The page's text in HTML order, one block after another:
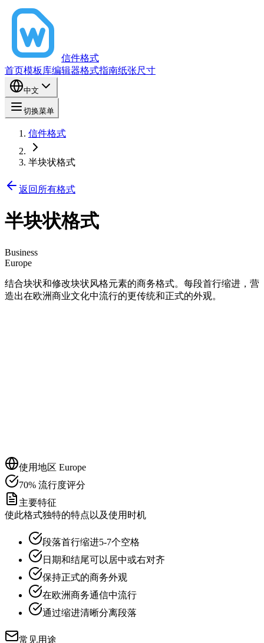
信件格式
首页模板库编辑器格式指南纸张尺寸
中文
切换菜单
信件格式
半块状格式
返回所有格式
半块状格式
Business
Europe
结合块状和修改块状风格元素的商务格式。每段首行缩进，营
造出在欧洲商业文化中流行的更传统和正式的外观。
使用地区 Europe
70% 流行度评分
主要特征
使此格式独特的特点以及使用时机
段落首行缩进5-7个空格
日期和结尾可以居中或右对齐
保持正式的商务外观
在欧洲商务通信中流行
通过缩进清晰分离段落
常见用途